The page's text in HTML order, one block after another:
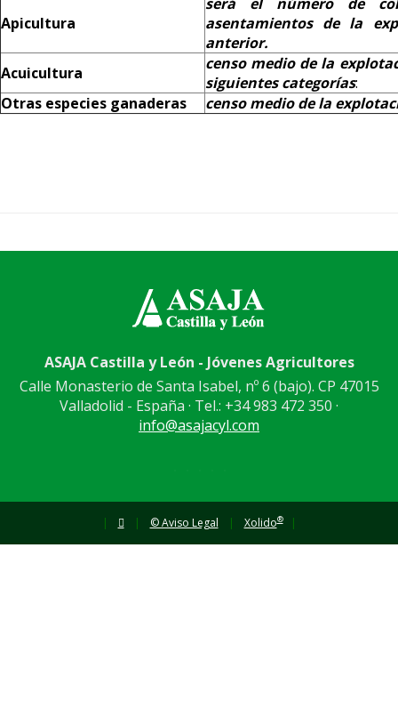
Apicultura
asentamientos de la
anterior.
Acuicultura
censo medio de la
siguientes categorías:
Otras especies ganaderas
censo medio de la
ASAJA Castilla y León - Jóvenes Agricultores
Calle Monasterio de Santa Isabel, nº 6 (bajo). CP 47015
Valladolid - España · Tel.: +34 983 472 350 ·
info@asajacyl.com
| | © Aviso Legal | Xolido® |